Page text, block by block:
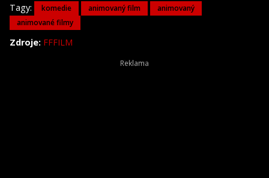
Tagy: komedie animovaný film
animovaný
animované filmy
Zdroje: FFFILM